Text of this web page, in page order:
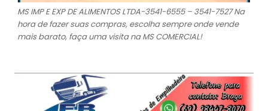
MS IMP E EXP DE ALIMENTOS LTDA-3541-6555 – 3541-7527 Na
hora de fazer suas compras, escolha sempre onde vende
mais barato, faça uma visita na MS COMERCIAL!